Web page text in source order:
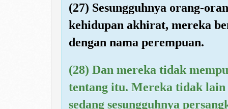
(27) Sesungguhnya orang-
kehidupan akhirat, mereka
dengan nama perempuan.
(28) Dan mereka tidak
tentang itu. Mereka tidak
sedang sesungguhnya